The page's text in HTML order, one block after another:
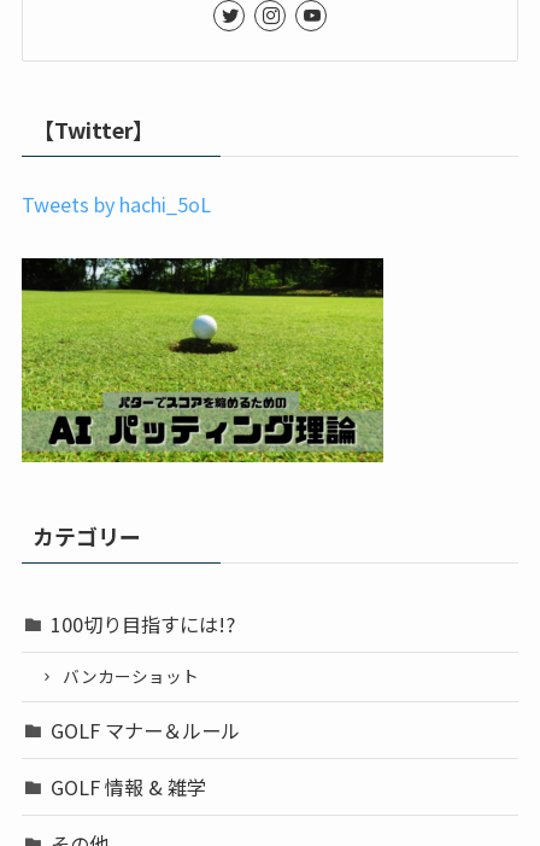
【Twitter】
Tweets by hachi_5oL
カテゴリー
100切り目指すには!?
バンカーショット
GOLF マナー＆ルール
GOLF 情報 & 雑学